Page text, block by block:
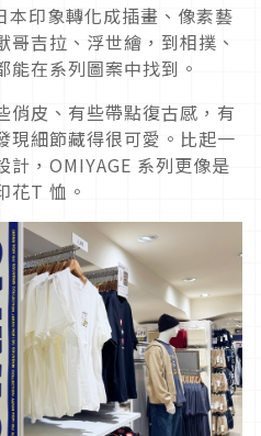
本印象轉化成插畫、像素藝
吉拉、浮世繪，到相撲、
能在系列圖案中找到。
俏皮、有些帶點復古感，有
現細節藏得很可愛。比起一
，OMIYAGE 系列更像是
花T 恤。